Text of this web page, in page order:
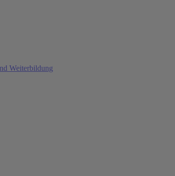
Weiterbildung